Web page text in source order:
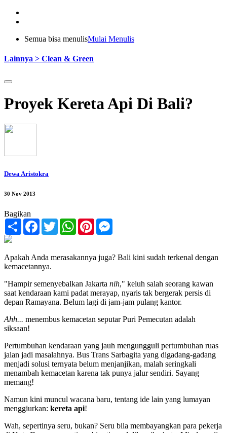
Semua bisa menulisMulai Menulis
Lainnya > Clean & Green
Proyek Kereta Api Di Bali?
Dewa Aristokra
30 Nov 2013
Bagikan
Share FacebookTwitterWhatsApp
Pinterest
Apakah Anda merasakannya juga? Bali kini sudah terkenal dengan
kemacetannya.
"Hampir semenyebalkan Jakarta nih," keluh salah seorang kawan
saat kendaraan kami padat merayap, nyaris tak bergerak persis di
depan Ramayana. Belum lagi di jam-jam pulang kantor.
Ahh... menembus kemacetan seputar Puri Pemecutan adalah
siksaan!
Pertumbuhan kendaraan yang jauh mengungguli pertumbuhan ruas
jalan jadi masalahnya. Bus Trans Sarbagita yang digadang-gadang
menjadi solusi ternyata belum menjanjikan, malah seringkali
menambah kemacetan karena tak punya jalur sendiri. Sayang
memang!
Namun kini muncul wacana baru, tentang ide lain yang lumayan
menggiurkan: kereta api!
Wah, sepertinya seru, bukan? Seru bila membayangkan para pekerja